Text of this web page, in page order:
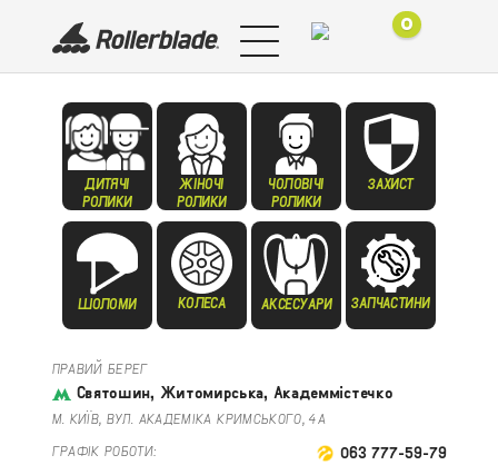
0
ДИТЯЧІ
РОЛИКИ
ЖІНОЧІ
РОЛИКИ
ЧОЛОВІЧІ
РОЛИКИ
ЗАХИСТ
ШОЛОМИ КОЛЕСА АКСЕСУАРИ ЗАПЧАСТИНИ
ПРАВИЙ БЕРЕГ
Святошин, Житомирська, Академмістечко
М. КИЇВ, ВУЛ. АКАДЕМІКА КРИМСЬКОГО, 4А
ГРАФІК РОБОТИ:
063 777-59-79